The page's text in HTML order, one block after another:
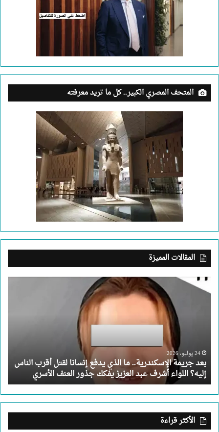
المتحف المصري الكبير.. كل ما تريد معرفته
المقالات المميزة
بعد
جريمة
لقتل
أقرب
الناس
إليه؟
اللواء
أشرف
عبد
العزيز
24 يوليو، 2026
بعد جريمة الإسكندرية.. ما الذي يدفع إنسانا لقتل أقرب الناس
إليه؟ اللواء أشرف عبد العزيز يفكك جذور العنف الأسري
الأكثر قراءة